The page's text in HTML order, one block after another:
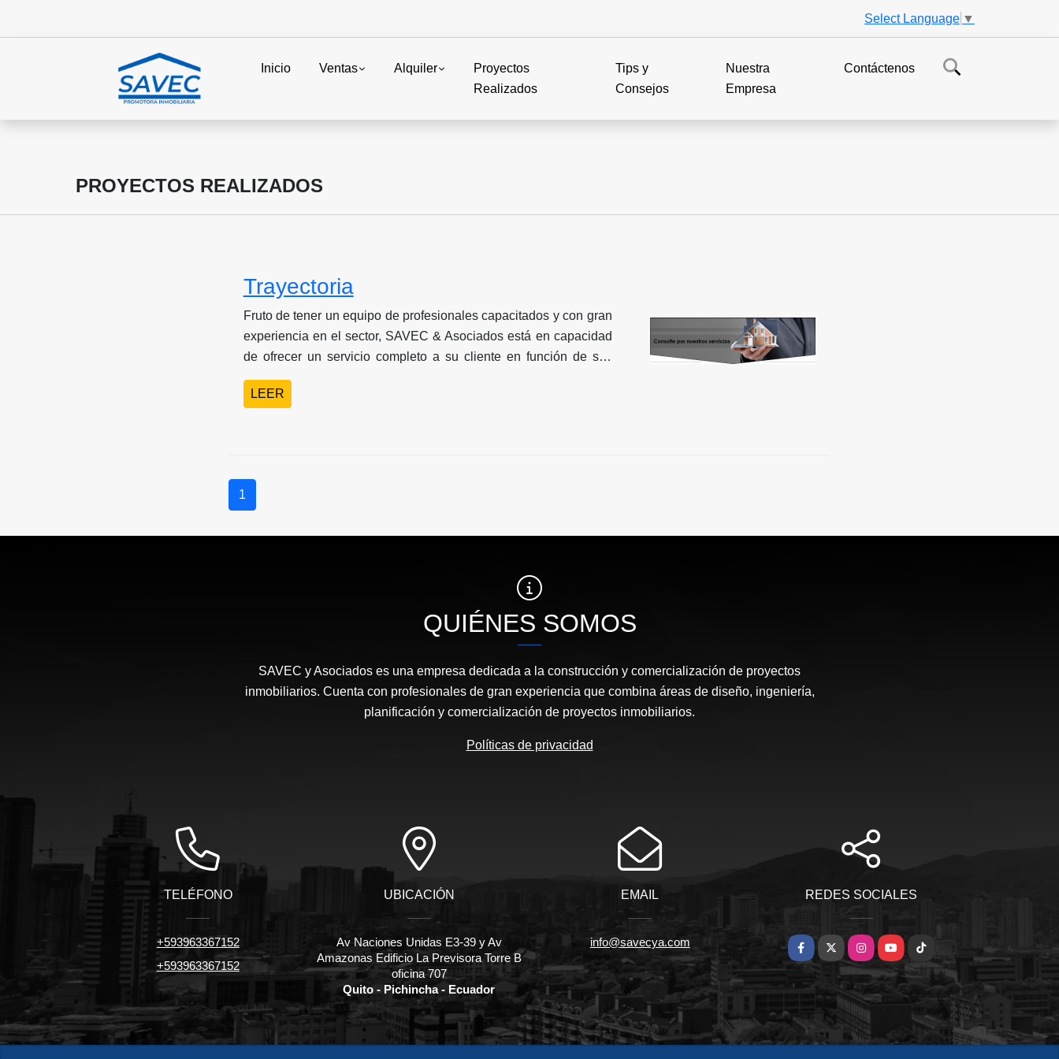
Select Language ▼
Inicio Ventas Alquiler
Proyectos
Realizados
Tips y
Consejos
Nuestra
Empresa
Contáctenos
PROYECTOS REALIZADOS
Trayectoria
Fruto de tener un equipo de profesionales capacitados y con gran
experiencia en el sector, SAVEC & Asociados está en capacidad
de ofrecer un servicio completo a su cliente en función de sus
necesidades. A continuación presentamos nuestro portafolio de
proyectos entregados.
LEER
1
QUIÉNES SOMOS
SAVEC y Asociados es una empresa dedicada a la construcción y comercialización de proyectos
inmobiliarios. Cuenta con profesionales de gran experiencia que combina áreas de diseño, ingeniería,
planificación y comercialización de proyectos inmobiliarios.
Políticas de privacidad
TELÉFONO
+593963367152
+593963367152
UBICACIÓN
Av Naciones Unidas E3-39 y Av
Amazonas Edificio La Previsora Torre B
oficina 707
Quito - Pichincha - Ecuador
EMAIL
info@savecya.com
REDES SOCIALES
Facebook
X InstagramYouTube
TikTok